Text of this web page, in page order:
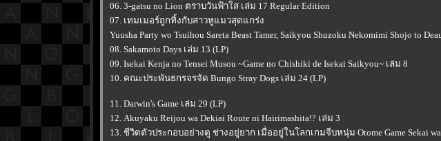
06. 3-gatsu no Lion ตราบวันฟ้าใส เล่ม 17 Regular Edition
07. เทมเมอร์ถูกทิ้งกับสาวหูแมวสุดแกร่ง
Yuusha Party wo Tsuihou Sareta Beast Tamer, Saikyou Shuzoku Nekomimi Shojo to
08. Sakamoto Days เล่ม 13 (LP)
09. Isekai Kenja no Tensei Musou ~Game no Chishiki de Isekai Saikyou~ เล่ม 8
10. คณะประพันธกรจรจัด Bungo Stray Dogs เล่ม 24 (LP)
11. Darwin's Game เล่ม 29 (LP)
12. Akuyaku Reijou wa Dekiai Route ni Hairimashita!? เล่ม 3
13. ชีวิตตัวประกอบอย่างตู ช่างอยู่ยาก เมื่ออยู่ในโลกเกมจีบหนุ่ม Otome Game Sekai wa